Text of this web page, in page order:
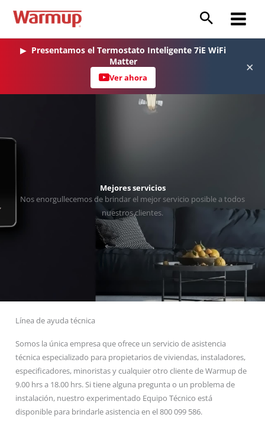
Main
▶ Presentamos el Termostato Inteligente 7iE WiFi
Matter
Ver ahora
×
Mejores servicios
Nos enorgullecemos de brindar el mejor servicio posible a todos
nuestros clientes.
Línea de ayuda técnica
Somos la única empresa que ofrece un servicio de asistencia
técnica especializado para propietarios de viviendas, instaladores,
especificadores, minoristas y cualquier otro cliente de Warmup de
9.00 hrs a 18.00 hrs. Si tiene alguna pregunta o un problema de
instalación, nuestro experimentado Equipo Técnico está
disponible para brindarle asistencia en el 800 099 586.